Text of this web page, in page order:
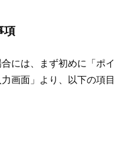
項
には、まず初めに「ポイ
画面」より、以下の項目